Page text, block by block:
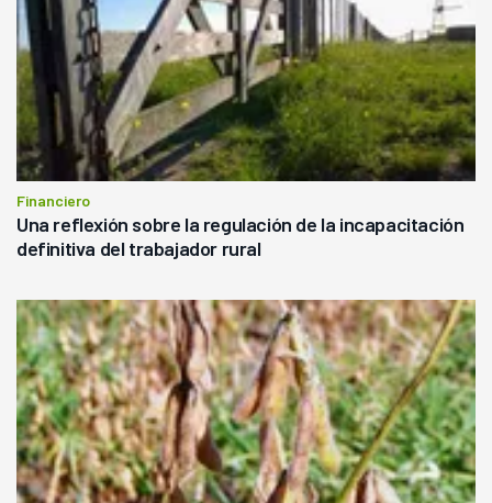
Financiero
Una reflexión sobre la regulación de la incapacitación
definitiva del trabajador rural